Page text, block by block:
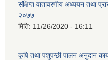
संक्षिप्त वातावरणीय अध्ययन तथा
२०७७
मिति: 11/26/2020 - 16:11
कृषि तथा पशुपन्छी पालन अनुदान